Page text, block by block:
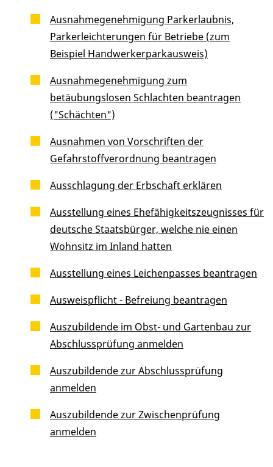
Ausnahmegenehmigung Parkerlaubnis,
Parkerleichterungen für Betriebe (zum
Beispiel Handwerkerparkausweis)
Ausnahmegenehmigung zum
betäubungslosen Schlachten beantragen
("Schächten")
Ausnahmen von Vorschriften der
Gefahrstoffverordnung beantragen
Ausschlagung der Erbschaft erklären
Ausstellung eines Ehefähigkeitszeugnisses für
deutsche Staatsbürger, welche nie einen
Wohnsitz im Inland hatten
Ausstellung eines Leichenpasses beantragen
Ausweispflicht - Befreiung beantragen
Auszubildende im Obst- und Gartenbau zur
Abschlussprüfung anmelden
Auszubildende zur Abschlussprüfung
anmelden
Auszubildende zur Zwischenprüfung
anmelden